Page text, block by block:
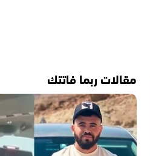
مقالات ربما فاتتك